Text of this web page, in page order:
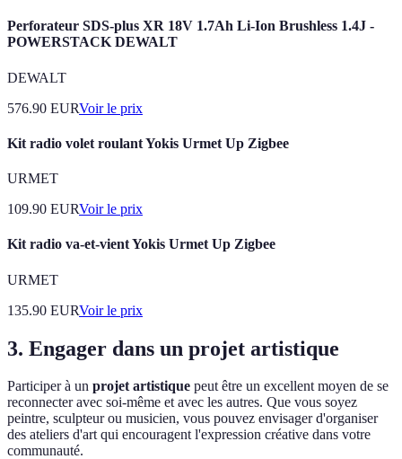
Perforateur SDS-plus XR 18V 1.7Ah Li-Ion Brushless 1.4J -
POWERSTACK DEWALT
DEWALT
576.90 EURVoir le prix
Kit radio volet roulant Yokis Urmet Up Zigbee
URMET
109.90 EURVoir le prix
Kit radio va-et-vient Yokis Urmet Up Zigbee
URMET
135.90 EURVoir le prix
3. Engager dans un projet artistique
Participer à un projet artistique peut être un excellent moyen de se
reconnecter avec soi-même et avec les autres. Que vous soyez
peintre, sculpteur ou musicien, vous pouvez envisager d'organiser
des ateliers d'art qui encouragent l'expression créative dans votre
communauté.